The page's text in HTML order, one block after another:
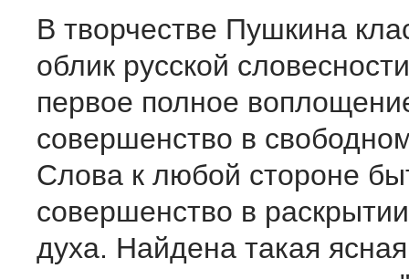
В творчестве Пушкина
облик русской
первое полное
совершенство в
Слова к любой стороне
совершенство в
духа. Найдена такая